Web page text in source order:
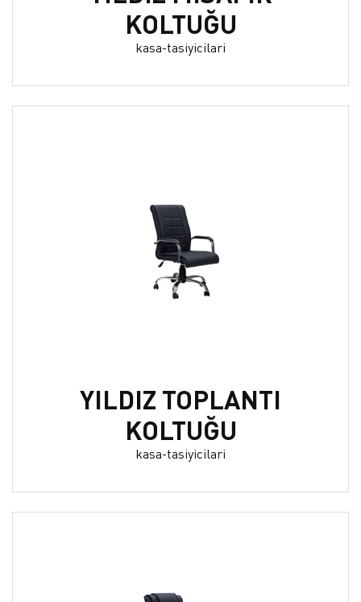
KOLTUĞU
kasa-tasiyicilari
YILDIZ TOPLANTI
KOLTUĞU
kasa-tasiyicilari